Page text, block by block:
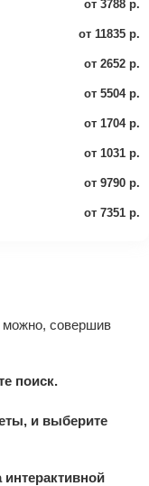
от 3788 р.
от 11835 р.
от 2652 р.
от 5504 р.
от 1704 р.
от 1031 р.
от 9790 р.
от 7351 р.
совершив
поиск.
и выберите